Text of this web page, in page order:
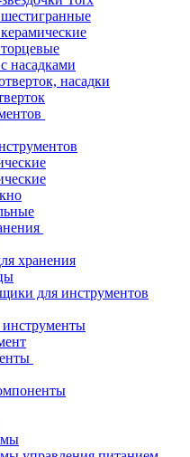
насадками
насадки
хранения
для инструментов